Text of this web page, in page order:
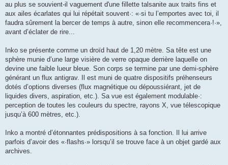
au plus se souvient-il vaguement d'une fillette talsanite aux traits fins et
aux ailes écarlates qui lui répétait souvent·: «·si tu l’emportes avec toi, il
faudra sûrement la bercer de temps à autre, sinon elle recommencera·!·»,
avant d’éclater de rire...
Inko se présente comme un droïd haut de 1,20 mètre. Sa tête est une
sphère munie d’une large visière de verre opaque derrière laquelle on
devine une faible lueur bleue. Son corps se termine par une demi-sphère
générant un flux antigrav. Il est muni de quatre dispositifs préhenseurs
dotés d’options diverses (flux magnétique ou dépoussiérant, jet de
liquides divers, aspiration, etc.). Sa vue est également modulable·:
perception de toutes les couleurs du spectre, rayons X, vue télescopique
jusqu’à 600 mètres, etc.).
Inko a montré d’étonnantes prédispositions à sa fonction. Il lui arrive
parfois d’avoir des «·flashs·» lorsqu’il se trouve face à un objet gardé aux
archives.